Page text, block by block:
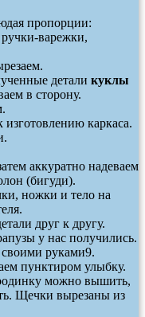
пропорции:
ручки-варежки,
детали куклы
в сторону.
каркаса.
аккуратно надеваем
(бигуди).
ножки и тело на
друг к другу.
у нас получились.
9.
пунктиром улыбку.
можно вышить,
Щечки вырезаны из